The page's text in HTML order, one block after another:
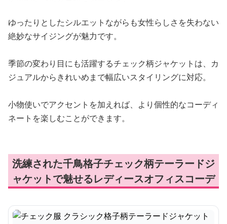
ゆったりとしたシルエットながらも女性らしさを失わない
絶妙なサイジングが魅力です。
季節の変わり目にも活躍するチェック柄ジャケットは、カ
ジュアルからきれいめまで幅広いスタイリングに対応。
小物使いでアクセントを加えれば、より個性的なコーディ
ネートを楽しむことができます。
洗練された千鳥格子チェック柄テーラードジ
ャケットで魅せるレディースオフィスコーデ